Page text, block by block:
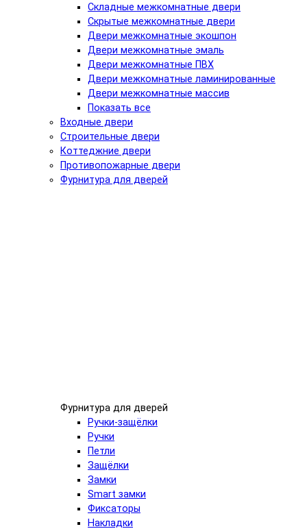
Складные межкомнатные двери
Скрытые межкомнатные двери
Двери межкомнатные экошпон
Двери межкомнатные эмаль
Двери межкомнатные ПВХ
Двери межкомнатные ламинированные
Двери межкомнатные массив
Показать все
Входные двери
Строительные двери
Коттеджние двери
Противопожарные двери
Фурнитура для дверей
Фурнитура для дверей
Ручки-защёлки
Ручки
Петли
Защёлки
Замки
Smart замки
Фиксаторы
Накладки